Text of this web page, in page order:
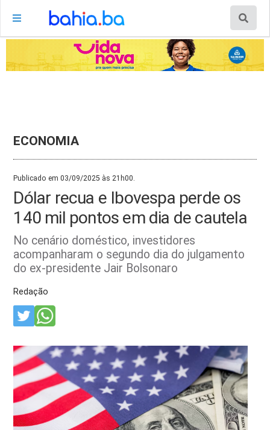
ECONOMIA
Publicado em 03/09/2025 às 21h00.
Dólar recua e Ibovespa perde os
140 mil pontos em dia de cautela
No cenário doméstico, investidores
acompanharam o segundo dia do julgamento
do ex-presidente Jair Bolsonaro
Redação